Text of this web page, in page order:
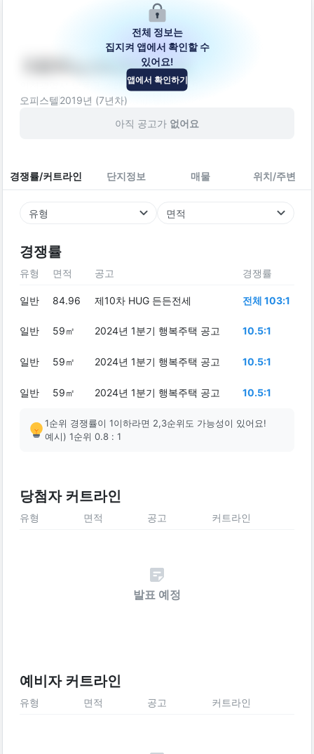
가온우노시티하버파크
인천광역시 남동구 소래역남로16번길 29
오피스텔 2019년 (7년차)
아직 공고가 없어요
경쟁률/커트라인 단지정보 매물 위치/주변
유형 면적
경쟁률
전체 정보는
집지켜 앱에서 확인할 수
있어요!
앱에서 확인하기
유형 면적 공고 경쟁률
일반 84.96 제10차 HUG 든든전세 전체 103:1
일반 59㎡ 2024년 1분기 행복주택 공고 10.5:1
일반 59㎡ 2024년 1분기 행복주택 공고 10.5:1
일반 59㎡ 2024년 1분기 행복주택 공고 10.5:1
1순위 경쟁률이 1이하라면 2,3순위도 가능성이 있어요!
예시) 1순위 0.8 : 1
당첨자 커트라인
유형 면적 공고 커트라인
발표 예정
예비자 커트라인
유형 면적 공고 커트라인